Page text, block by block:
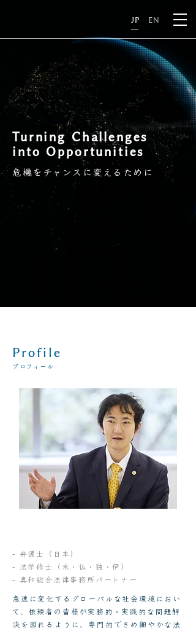
JP EN
Turning Challenges
into Opportunities
危機をチャンスに変えるために
Profile
プロフィール
- 弁護士（日本）
- 法学修士（米・仏・独・伊）
- 真和総合法律事務所パートナー
急速に変化するグローバルな社会環境におい
て、依頼者の皆様が実務的・実践的な問題解
決を図れるように、専門的できめ細やかな法